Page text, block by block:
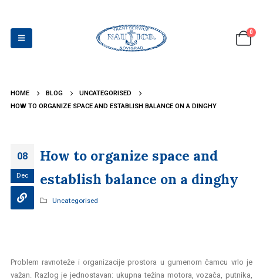
0
HOME BLOG
UNCATEGORISED
HOW TO ORGANIZE SPACE AND ESTABLISH BALANCE ON A DINGHY
08
Dec
How to organize space and
establish balance on a dinghy
Uncategorised
Problem ravnoteže i organizacije prostora u gumenom čamcu vrlo je
važan. Razlog je jednostavan: ukupna težina motora, vozača, putnika,